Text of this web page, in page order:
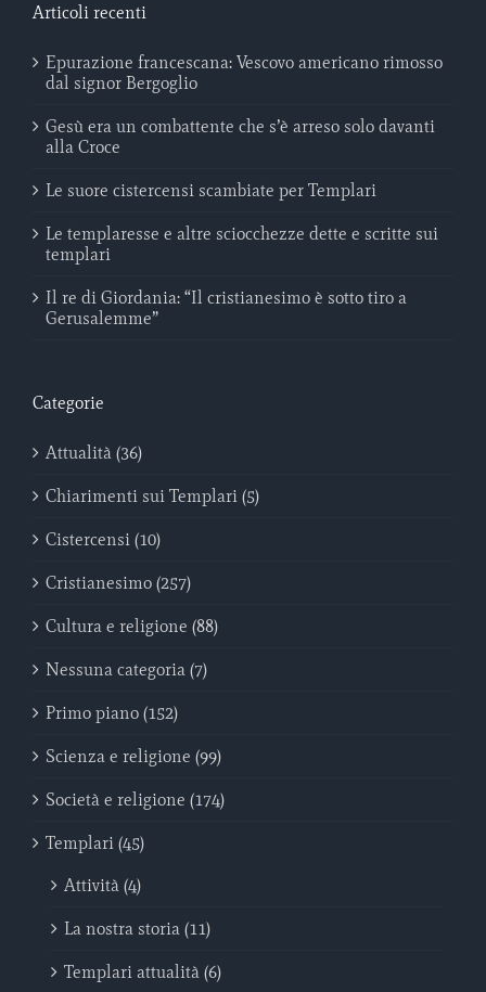
Articoli recenti
Epurazione francescana: Vescovo americano rimosso
dal signor Bergoglio
Gesù era un combattente che s’è arreso solo davanti
alla Croce
Le suore cistercensi scambiate per Templari
Le templaresse e altre sciocchezze dette e scritte sui
templari
Il re di Giordania: “Il cristianesimo è sotto tiro a
Gerusalemme”
Categorie
Attualità (36)
Chiarimenti sui Templari (5)
Cistercensi (10)
Cristianesimo (257)
Cultura e religione (88)
Nessuna categoria (7)
Primo piano (152)
Scienza e religione (99)
Società e religione (174)
Templari (45)
Attività (4)
La nostra storia (11)
Templari attualità (6)